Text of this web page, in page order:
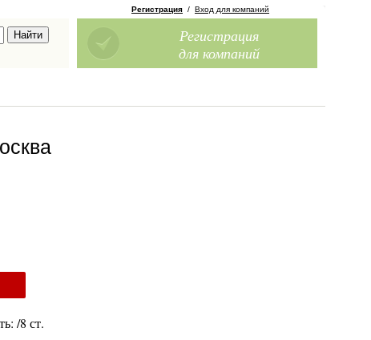
Регистрация / Вход для компаний
Регистрация
для компаний
/8 ст.